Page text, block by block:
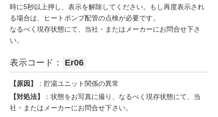
時に5秒以上押し、表示を解除してください。もし再度表示され
る場合は、ヒートポンプ配管の点検が必要です。
なるべく現存状態にて、当社・またはメーカーにお問合せ下さ
い。
表示コード： Er06
【原因】
：貯湯ユニット関係の異常
【対処法】
：状態をお写真に撮り、なるべく現存状態にて、当
社・またはメーカーにお問合せ下さい。